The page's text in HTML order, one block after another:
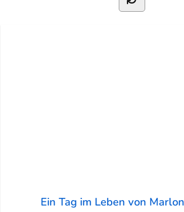
Ein Tag im Leben von